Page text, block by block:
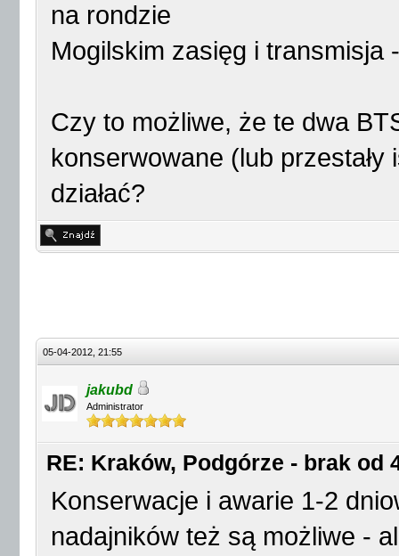
na rondzie
Mogilskim zasięg i transmisja
Czy to możliwe, że te dwa
konserwowane (lub
działać?
05-04-2012, 21:55
jakubd
Administrator
RE: Kraków, Podgórze - brak od
Konserwacje i awarie 1-2
nadajników też są możliwe -